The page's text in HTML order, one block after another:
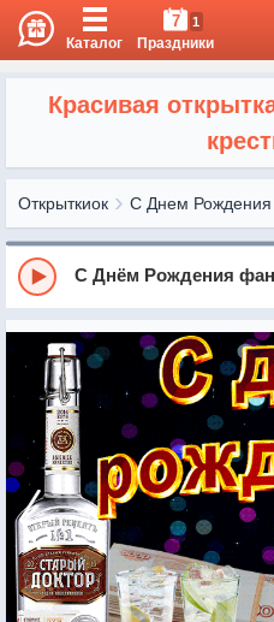
Каталог
7 1
Праздники
Красивая
Открыткиок С Днем Рождения
С Днём Рождения